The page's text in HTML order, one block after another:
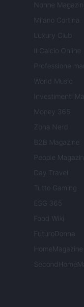
Nonne Magazine
Milano Cortina
Luxury Club
Il Calcio Online
Professione
World Music
Investimenti
Money 365
Zona Nerd
B2B Magazine
People
Day Travel
Tutto Gaming
ESG 365
Food Wiki
FuturoDonna
HomeMagazine